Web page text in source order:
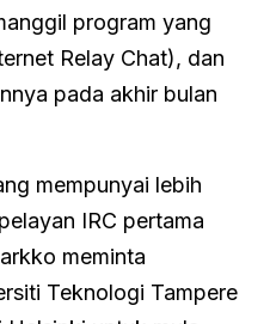
program yang
Relay Chat), dan
pada akhir bulan
mempunyai lebih
IRC pertama
meminta
Teknologi Tampere